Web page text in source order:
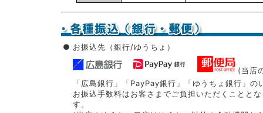
● お振込先（銀行/ゆうちょ）
(当店
「広島銀行」「PayPay銀行」「ゆうちょ銀行」
お振込手数料はお客さまでご負担いただくことと
す。